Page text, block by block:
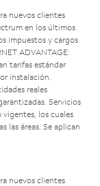
nuevos clientes
en los últimos
impuestos y cargos
ADVANTAGE:
tarifas estándar
instalación.
reales
Servicios
los cuales
las áreas. Se aplican
nuevos clientes